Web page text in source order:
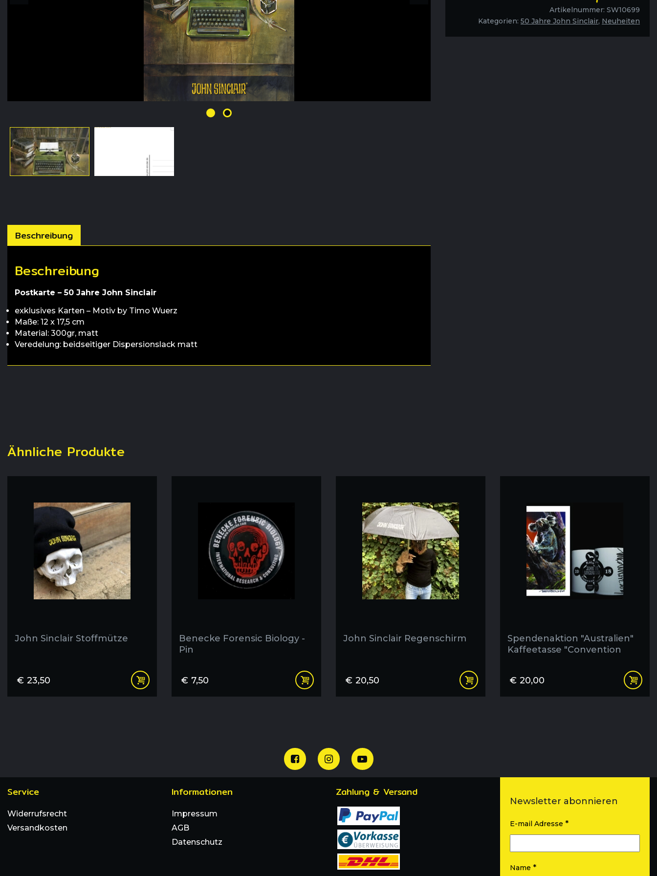
-
Artikelnummer: SW10699
Kategorien: 50 Jahre John Sinclair, Neuheiten
Beschreibung
Beschreibung
Postkarte – 50 Jahre John Sinclair
exklusives Karten – Motiv by Timo Wuerz
Maße: 12 x 17,5 cm
Material: 300gr, matt
Veredelung: beidseitiger Dispersionslack matt
Ähnliche Produkte
John Sinclair Stoffmütze
€ 23,50
Benecke Forensic Biology -
Pin
€ 7,50
John Sinclair Regenschirm
€ 20,50
Spendenaktion "Australien"
Kaffeetasse "Convention
€ 20,00
Service
Widerrufsrecht
Versandkosten
Informationen
Impressum
AGB
Datenschutz
Zahlung & Versand
Newsletter abonnieren
E-mail Adresse *
Name *